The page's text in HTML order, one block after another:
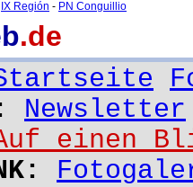
.de
Newsletter
einen
IX Región - PN Conguillio